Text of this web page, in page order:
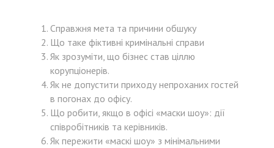
Справжня мета та причини обшуку
Що таке фіктивні кримінальні справи
Як зрозуміти, що бізнес став ціллю
корупціонерів.
Як не допустити приходу непроханих гостей
в погонах до офісу.
Що робити, якщо в офісі «маски шоу»: дії
співробітників та керівників.
Як пережити «маскі шоу» з мінімальними